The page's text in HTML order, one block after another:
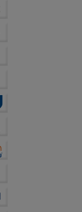
zu
Nutzung
wir unsere
den Inhalt
auf
an